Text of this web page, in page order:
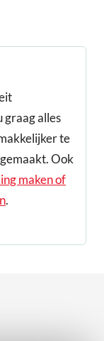
graag alles
te
gemaakt. Ook
maken of
.